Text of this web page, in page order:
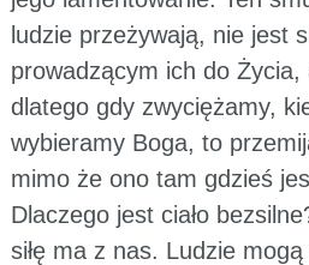
ludzie przeżywają, nie jest
prowadzącym ich do
dlatego gdy zwyciężamy,
wybieramy Boga, to
mimo że ono tam gdzieś
Dlaczego jest ciało
siłę ma z nas. Ludzie